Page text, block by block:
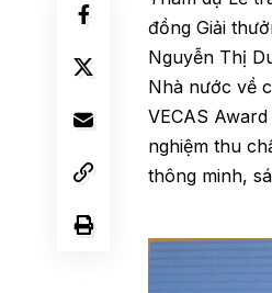
đồng Giải
Nguyễn Thị
Nhà nước về
VECAS
nghiệm thu
thông minh,